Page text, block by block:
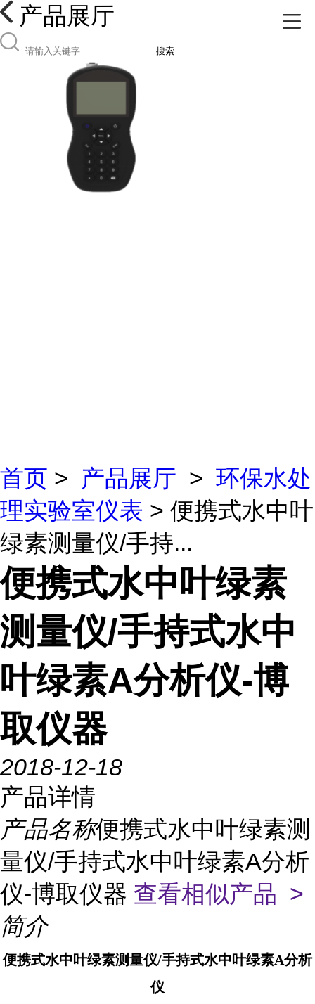
产品展厅
搜索
首页 > 产品展厅 > 环保水处
理实验室仪表 > 便携式水中叶
绿素测量仪/手持...
便携式水中叶绿素
测量仪/手持式水中
叶绿素A分析仪-博
取仪器
2018-12-18
产品详情
产品名称便携式水中叶绿素测
量仪/手持式水中叶绿素A分析
仪-博取仪器 查看相似产品 >
简介
便携式水中叶绿素测量仪/手持式水中叶绿素A分析
仪